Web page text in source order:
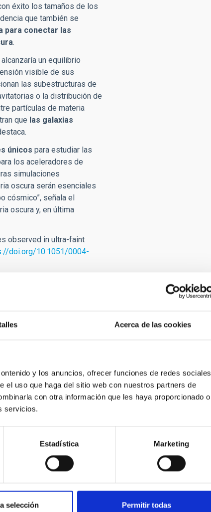
Acerca de las cookies
y los anuncios, ofrecer funciones de redes sociales
uso que haga del sitio web con nuestros partners de
con otra información que les haya proporcionado o
servicios.
Estadística Marketing
selección Permitir todas
éxito los tamaños de los
que también se
para conectar las
.
un equilibrio
visible de sus
las subestructuras de
o la distribución de
partículas de materia
que las galaxias
únicos para estudiar las
los aceleradores de
simulaciones
oscura serán esenciales
cósmico”, señala el
oscura y, en última
observed in ultra-faint
doi.org/10.1051/0004-